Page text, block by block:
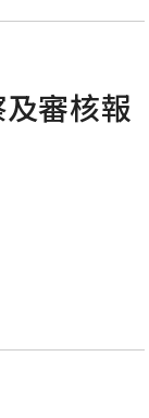
審核報